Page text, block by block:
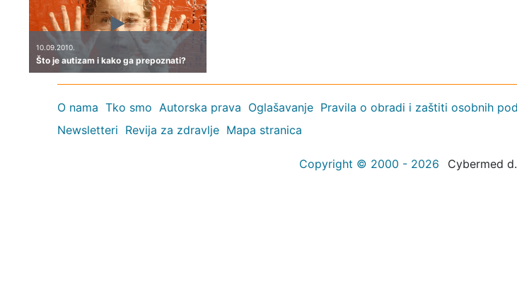
10.09.2010.
Što je autizam i kako ga prepoznati?
O nama Tko smo Autorska prava Oglašavanje Pravila o obradi i zaštiti osobnih
Newsletteri Revija za zdravlje Mapa stranica
Copyright © 2000 - 2026 Cybermed